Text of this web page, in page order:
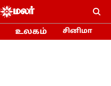
உலகம் சினிமா